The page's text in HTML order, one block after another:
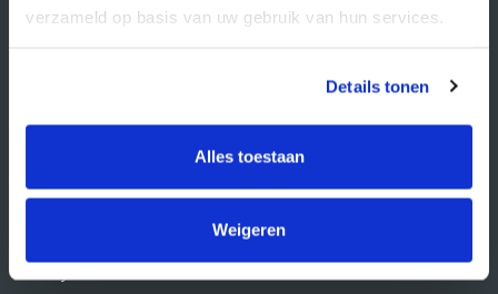
verzameld op basis van uw gebruik van hun services.
Details tonen
Alles toestaan
Weigeren
Retourbeleid